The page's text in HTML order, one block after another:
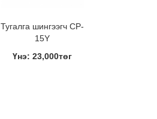
Тугалга шингээгч CP-
15Y
Үнэ: 23,000төг